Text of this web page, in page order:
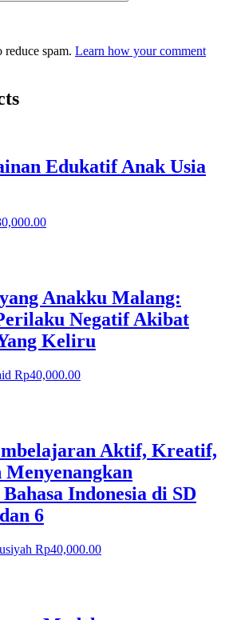
reduce spam. Learn how your comment
Edukatif Anak Usia
Anakku Malang:
Negatif Akibat
Keliru
Rp40,000.00
Aktif, Kreatif,
Indonesia di SD
6
Rp40,000.00